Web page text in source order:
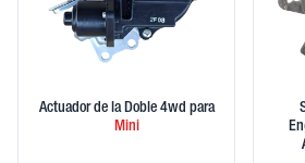
Actuador de la Doble 4wd para
Mini